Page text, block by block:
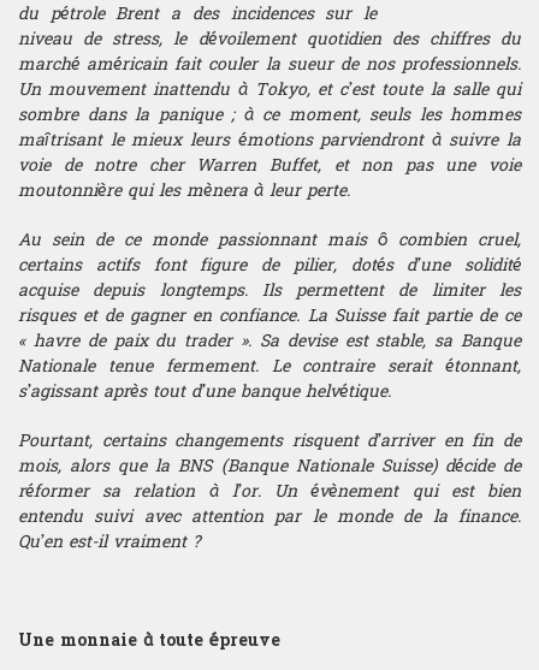
de qualité pour devenir trader.
Être diplômé du CIT, c’est s’ouvrir
les portes d’une carrière
prestigieuse dans la finance de
marché en se prévalant des
compétences et de l’expérience
recherchées par les recruteurs.
Conditions d'admission
Calendrier du concours
Annales
trading du CIT est conditionnée
par la réussite au concours
organisé par l’Institut. Les
épreuves sont conçues pour
permettre de déceler parmi les
candidats ceux possédant un
véritable potentiel pour devenir
un Trader d’exception.
Plusieurs sessions sont
organisées dans différentes
villes. Se référer au calendrier
pour le choix du lieu et de la date
de passage.
Une formation Trading made in USA
ENSEIGNEMENT
Actualité
Anglais de la finance pour trader
Anglais pour trader
Décryptage
Géopolitique
Informatique
Macroéconomie
Le diplôme du Californian
Institute of Trading est un
véritable gage de qualité aux
yeux des recruteurs du monde de
la finance de marché du fait des
compétences et de l’expérience
des diplômés du CIT.
conditionnée par la réussite aux
épreuves du programme de la
Trading School, mais également
par l’obtention de scores seuils
aux tests ICFE®, FRM® et GMAT®
Structureur
Quant
Gérant de portefeuille
Analyste financier
Economiste
Offices
Le programme Devenir Trader du
CIT offre la possibilité d'obtenir
un diplôme riche en certifications.
Les connaissances théoriques et
carrières dans les métiers de la
Nos publications
Auteurs de publications et
d’ouvrages sur le trading et la
finance, nos professeurs mettent
ces ouvrages à disposition des
étudiants en complément de la
Les productions des chercheurs
sont également présentées aux
étudiants afin que la scolarité au
CIT soit enrichie des tous
derniers résultats de la
recherche, permettant
notamment leur mise en
Contact
Contatto
du pétrole Brent a des incidences sur le
niveau de stress, le dévoilement quotidien des chiffres du
marché américain fait couler la sueur de nos professionnels.
Un mouvement inattendu à Tokyo, et c’est toute la salle qui
sombre dans la panique ; à ce moment, seuls les hommes
maîtrisant le mieux leurs émotions parviendront à suivre la
voie de notre cher Warren Buffet, et non pas une voie
moutonnière qui les mènera à leur perte.
Au sein de ce monde passionnant mais ô combien cruel,
certains actifs font figure de pilier, dotés d’une solidité
acquise depuis longtemps. Ils permettent de limiter les
risques et de gagner en confiance. La Suisse fait partie de ce
« havre de paix du trader ». Sa devise est stable, sa Banque
Nationale tenue fermement. Le contraire serait étonnant,
s’agissant après tout d’une banque helvétique.
Pourtant, certains changements risquent d’arriver en fin de
mois, alors que la BNS (Banque Nationale Suisse) décide de
réformer sa relation à l’or. Un évènement qui est bien
entendu suivi avec attention par le monde de la finance.
Qu’en est-il vraiment ?
Une monnaie à toute épreuve